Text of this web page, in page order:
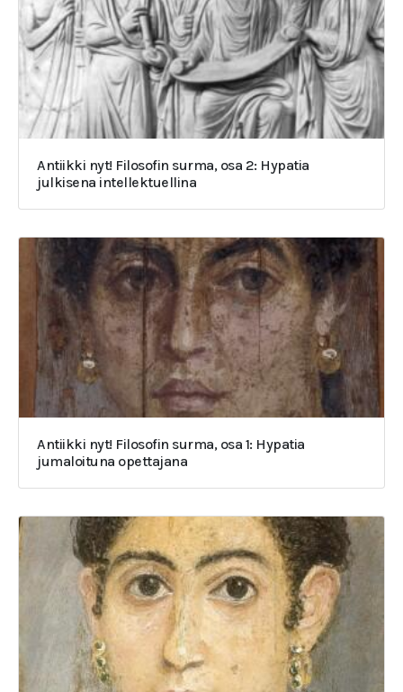
Antiikki nyt! Filosofin surma, osa 2: Hypatia
julkisena intellektuellina
Antiikki nyt! Filosofin surma, osa 1: Hypatia
jumaloituna opettajana